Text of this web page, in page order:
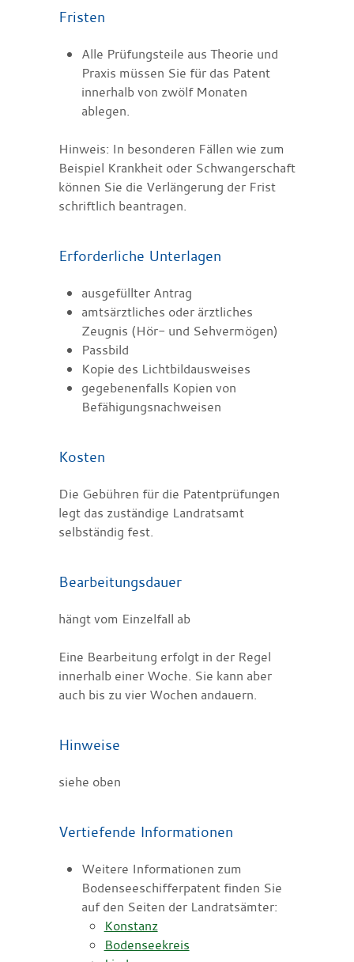
Fristen
Alle Prüfungsteile aus Theorie und
Praxis müssen Sie für das Patent
innerhalb von zwölf Monaten
ablegen.
Hinweis: In besonderen Fällen wie zum
Beispiel Krankheit oder Schwangerschaft
können Sie die Verlängerung der Frist
schriftlich beantragen.
Erforderliche Unterlagen
ausgefüllter Antrag
amtsärztliches oder ärztliches
Zeugnis (Hör- und Sehvermögen)
Passbild
Kopie des Lichtbildausweises
gegebenenfalls Kopien von
Befähigungsnachweisen
Kosten
Die Gebühren für die Patentprüfungen
legt das zuständige Landratsamt
selbständig fest.
Bearbeitungsdauer
hängt vom Einzelfall ab
Eine Bearbeitung erfolgt in der Regel
innerhalb einer Woche. Sie kann aber
auch bis zu vier Wochen andauern.
Hinweise
siehe oben
Vertiefende Informationen
Weitere Informationen zum
Bodenseeschifferpatent finden Sie
auf den Seiten der Landratsämter:
Konstanz
Bodenseekreis